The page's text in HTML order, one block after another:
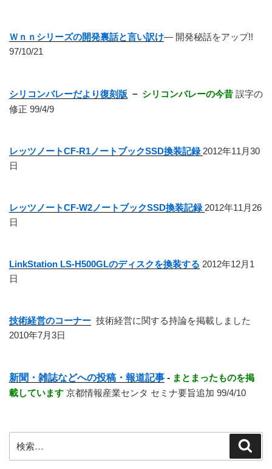
Ｗｎｎシリーズの開発裏話と言い訳け― 開発秘話をアップ!!
97/10/21
シリコンバレーだより復刻版 － シリコンバレーの今昔 誤字の
修正 99/4/9
レッツノートCF-R1ノートブックSSD換装記録 2012年11月30
日
レッツノートCF-W2ノートブックSSD換装記録 2012年11月26
日
LinkStation LS-H500GLのディスクを換装する 2012年12月1
日
技術経営のコーナー 技術経営に関する持論を掲載しました
2010年7月3日
新聞・雑誌などへの投稿・報道記事 - まとまったものを掲
載しています 京都情報産業センタ セミナ要旨追加 99/4/10
索: